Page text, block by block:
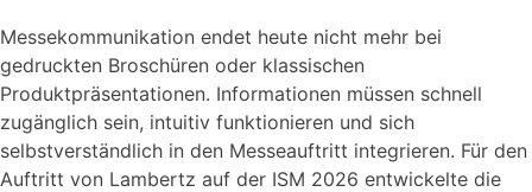
Messekommunikation endet heute nicht mehr bei
gedruckten Broschüren oder klassischen
Produktpräsentationen. Informationen müssen schnell
zugänglich sein, intuitiv funktionieren und sich
selbstverständlich in den Messeauftritt integrieren. Für den
Auftritt von Lambertz auf der ISM 2026 entwickelte die